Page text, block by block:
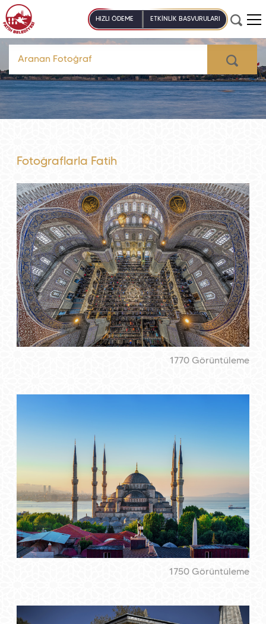
HIZLI ÖDEME ETKİNLİK BAŞVURULARI
Fotoğraflarla Fatih
1770 Görüntüleme
1750 Görüntüleme